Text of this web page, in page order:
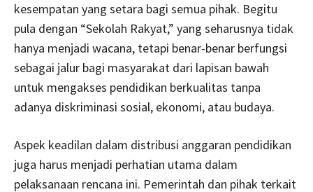
kesempatan yang setara bagi semua pihak. Begitu
pula dengan “Sekolah Rakyat,” yang seharusnya tidak
hanya menjadi wacana, tetapi benar-benar berfungsi
sebagai jalur bagi masyarakat dari lapisan bawah
untuk mengakses pendidikan berkualitas tanpa
adanya diskriminasi sosial, ekonomi, atau budaya.
Aspek keadilan dalam distribusi anggaran pendidikan
juga harus menjadi perhatian utama dalam
pelaksanaan rencana ini. Pemerintah dan pihak terkait